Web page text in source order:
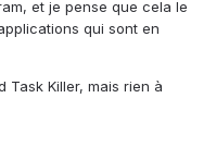
et je pense que cela le
qui sont en
Killer, mais rien à